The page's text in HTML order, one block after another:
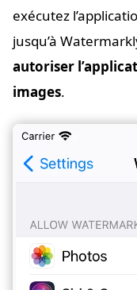
exécutez
jusqu’à
autoriser
images.